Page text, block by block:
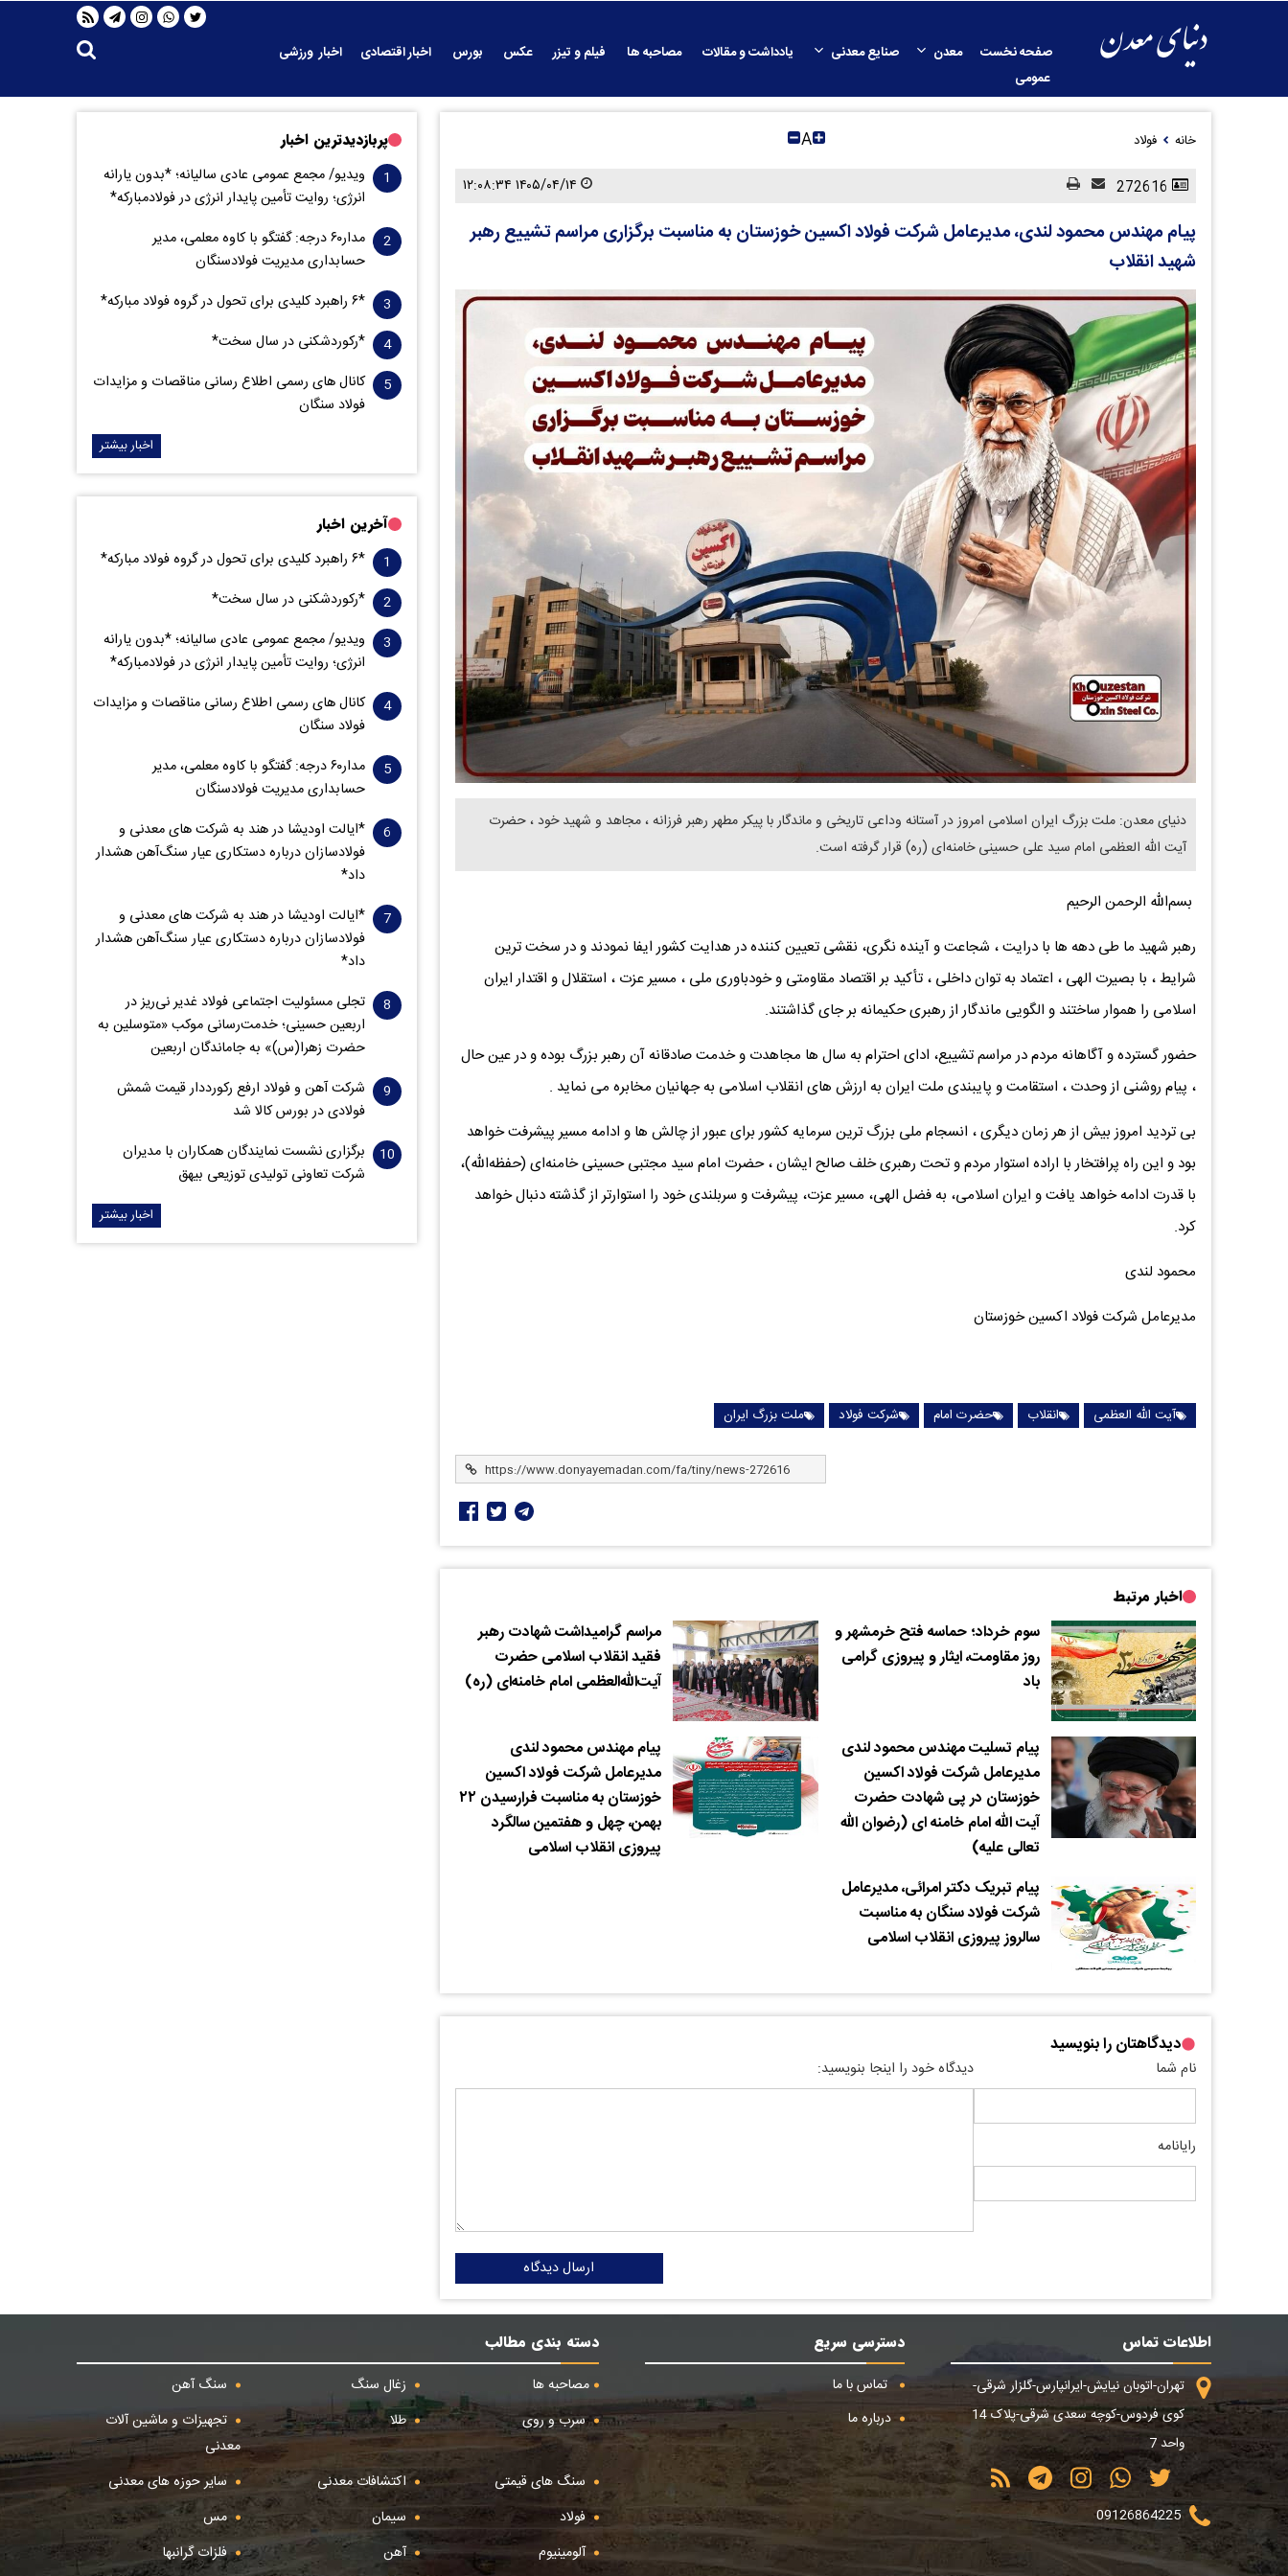
صفحه نخست معدن صنایع معدنی یادداشت و مقالات مصاحبه ها فیلم و تیزر عکس بورس اخبار اقتصادی
اخبار ورزشی
عمومی
خانه فولاد A
۱۴۰۵/۰۴/۱۴ ۱۲:۰۸:۳۴
پیام مهندس محمود لندی، مدیرعامل شرکت فولاد اکسین خوزستان به مناسبت برگزاری مراسم تشییع رهبر
شهید انقلاب
دنیای معدن: ملت بزرگ ایران اسلامی امروز در آستانه وداعی تاریخی و ماندگار با پیکر مطهر رهبر فرزانه ، مجاهد و شهید خود ، حضرت
آیت‌ الله العظمی امام سید علی حسینی خامنه‌ای (ره) قرار گرفته است.
بسم‌الله الرحمن الرحیم
رهبر شهید ما طی دهه‌ ها با درایت ، شجاعت و آینده‌ نگری، نقشی تعیین‌ کننده در هدایت کشور ایفا نمودند و در سخت‌ ترین
شرایط ، با بصیرت الهی ، اعتماد به توان داخلی ، تأکید بر اقتصاد مقاومتی و خودباوری ملی ، مسیر عزت ، استقلال و اقتدار ایران
اسلامی را هموار ساختند و الگویی ماندگار از رهبری حکیمانه بر جای گذاشتند.
حضور گسترده و آگاهانه مردم در مراسم تشییع، ادای احترام به سال‌ ها مجاهدت و خدمت صادقانه آن رهبر بزرگ بوده و در عین حال
، پیام روشنی از وحدت ، استقامت و پایبندی ملت ایران به ارزش‌ های انقلاب اسلامی به جهانیان مخابره می‌ نماید .
بی تردید امروز بیش از هر زمان دیگری ، انسجام ملی بزرگ‌ ترین سرمایه کشور برای عبور از چالش‌ ها و ادامه مسیر پیشرفت خواهد
بود و این راه پرافتخار با اراده استوار مردم و تحت رهبری خلف صالح ایشان ، حضرت امام سید مجتبی حسینی خامنه‌ای (حفظه‌الله)،
با قدرت ادامه خواهد یافت و ایران اسلامی، به فضل الهی، مسیر عزت، پیشرفت و سربلندی خود را استوارتر از گذشته دنبال خواهد
کرد.
محمود لندی
مدیرعامل شرکت فولاد اکسین خوزستان
آیت الله العظمی انقلاب حضرت امام شرکت فولاد ملت بزرگ ایران
اخبار مرتبط
سوم خرداد؛ حماسه فتح خرمشهر و
روز مقاومت، ایثار و پیروزی گرامی
باد
مراسم گرامیداشت شهادت رهبر
فقید انقلاب اسلامی حضرت
آیت‌الله‌العظمی امام خامنه‌ای (ره)
پیام تسلیت مهندس محمود لندی
مدیرعامل شرکت فولاد اکسین
خوزستان در پی شهادت حضرت
آیت الله امام خامنه ای (رضوان الله
تعالی علیه)
پیام مهندس محمود لندی
مدیرعامل شرکت فولاد اکسین
خوزستان به مناسبت فرارسیدن ۲۲
بهمن، چهل‌ و هفتمین سالگرد
پیروزی انقلاب اسلامی
پیام تبریک دکتر امرائی، مدیرعامل
شرکت فولاد سنگان به مناسبت
سالروز پیروزی انقلاب اسلامی
دیدگاهتان را بنویسید
نام شما
رایانامه
دیدگاه خود را اینجا بنویسید:
ارسال دیدگاه
پربازدیدترین اخبار
ویدیو/ مجمع عمومی عادی سالیانه؛ *بدون یارانه
انرژی؛ روایت تأمین پایدار انرژی در فولادمبارکه*
مدار‌۶٠ درجه: گفتگو با کاوه معلمی، مدیر
حسابداری مدیریت فولادسنگان
*۶ راهبرد کلیدی برای تحول در گروه فولاد مبارکه*
*رکوردشکنی در سال سخت*
کانال های رسمی اطلاع رسانی مناقصات و مزایدات
فولاد سنگان
اخبار بیشتر
آخرین اخبار
*۶ راهبرد کلیدی برای تحول در گروه فولاد مبارکه*
*رکوردشکنی در سال سخت*
ویدیو/ مجمع عمومی عادی سالیانه؛ *بدون یارانه
انرژی؛ روایت تأمین پایدار انرژی در فولادمبارکه*
کانال های رسمی اطلاع رسانی مناقصات و مزایدات
فولاد سنگان
مدار‌۶٠ درجه: گفتگو با کاوه معلمی، مدیر
حسابداری مدیریت فولادسنگان
*ایالت اودیشا در هند به شرکت های معدنی و
فولادسازان درباره دستکاری عیار سنگ‌آهن هشدار
داد*
*ایالت اودیشا در هند به شرکت های معدنی و
فولادسازان درباره دستکاری عیار سنگ‌آهن هشدار
داد*
تجلی مسئولیت اجتماعی فولاد غدیر نی‌ریز در
اربعین حسینی؛ خدمت‌رسانی موکب «متوسلین به
حضرت زهرا(س)» به جاماندگان اربعین
شرکت آهن و فولاد ارفع رکورددار قیمت شمش
فولادی در بورس کالا شد
برگزاری نشست نمایندگان همکاران با مدیران
شرکت تعاونی تولیدی توزیعی بیهق
اخبار بیشتر
اطلاعات تماس
تهران-اتوبان نیایش-ایرانپارس-گلزار شرقی-
کوی فردوس-کوچه سعدی شرقی-پلاک 14
واحد 7
09126864225
دسترسی سریع
تماس با ما
درباره ما
دسته بندی مطالب
مصاحبه ها
زغال سنگ
سنگ آهن
سرب و روی
طلا
تجهیزات و ماشین آلات
معدنی
سنگ های قیمتی
اکتشافات معدنی
سایر حوزه های معدنی
فولاد
سیمان
مس
آلومینیوم
آهن فلزات گرانبها